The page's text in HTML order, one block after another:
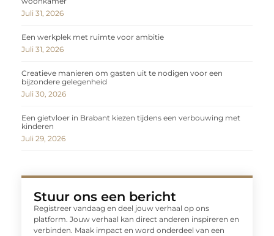
Juli 31, 2026
Een werkplek met ruimte voor ambitie
Juli 31, 2026
Creatieve manieren om gasten uit te nodigen voor een
bijzondere gelegenheid
Juli 30, 2026
Een gietvloer in Brabant kiezen tijdens een verbouwing met
kinderen
Juli 29, 2026
Stuur ons een bericht
Registreer vandaag en deel jouw verhaal op ons
platform. Jouw verhaal kan direct anderen inspireren en
verbinden. Maak impact en word onderdeel van een